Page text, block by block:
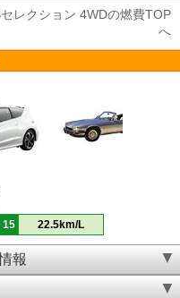
レクション 4WDの燃費TOP
へ
15 22.5km/L
報